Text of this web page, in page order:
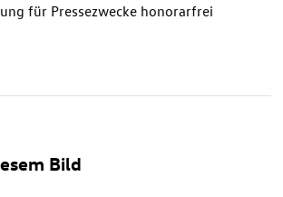
für Pressezwecke honorarfrei
Bild